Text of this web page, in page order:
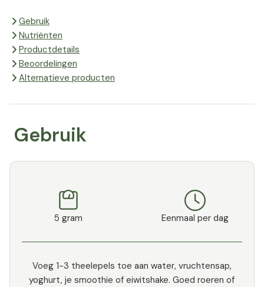
Gebruik
Nutriënten
Productdetails
Beoordelingen
Alternatieve producten
Gebruik
5 gram Eenmaal per dag
Voeg 1-3 theelepels toe aan water, vruchtensap,
yoghurt, je smoothie of eiwitshake. Goed roeren of